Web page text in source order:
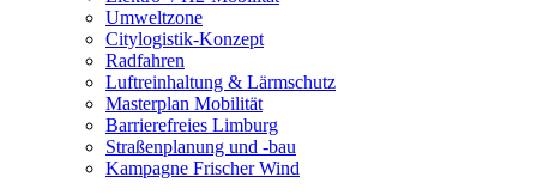
Umweltzone
Citylogistik-Konzept
Radfahren
Luftreinhaltung & Lärmschutz
Masterplan Mobilität
Barrierefreies Limburg
Straßenplanung und -bau
Kampagne Frischer Wind